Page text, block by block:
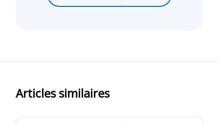
Articles similaires